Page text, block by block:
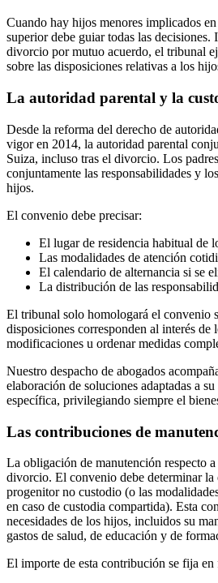
Cuando hay hijos menores implicados
superior debe guiar todas las decisiones.
divorcio por mutuo acuerdo, el tribunal
sobre las disposiciones relativas a los
La autoridad parental y la
Desde la reforma del derecho de
vigor en 2014, la autoridad parental
Suiza, incluso tras el divorcio. Los
conjuntamente las responsabilidades y
hijos.
El convenio debe precisar:
El lugar de residencia habitual de
Las modalidades de atención
El calendario de alternancia si se
La distribución de las
El tribunal solo homologará el convenio
disposiciones corresponden al interés de
modificaciones u ordenar medidas
Nuestro despacho de abogados
elaboración de soluciones adaptadas a
específica, privilegiando siempre el
Las contribuciones de
La obligación de manutención respecto
divorcio. El convenio debe determinar
progenitor no custodio (o las
en caso de custodia compartida). Esta
necesidades de los hijos, incluidos su
gastos de salud, de educación y de
El importe de esta contribución se fija en